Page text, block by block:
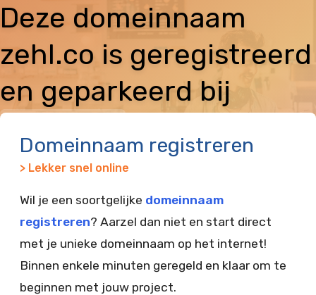
Deze domeinnaam
zehl.co is geregistreerd
en geparkeerd bij
Domeinnaam registreren
> Lekker snel online
Wil je een soortgelijke domeinnaam
registreren? Aarzel dan niet en start direct
met je unieke domeinnaam op het internet!
Binnen enkele minuten geregeld en klaar om te
beginnen met jouw project.